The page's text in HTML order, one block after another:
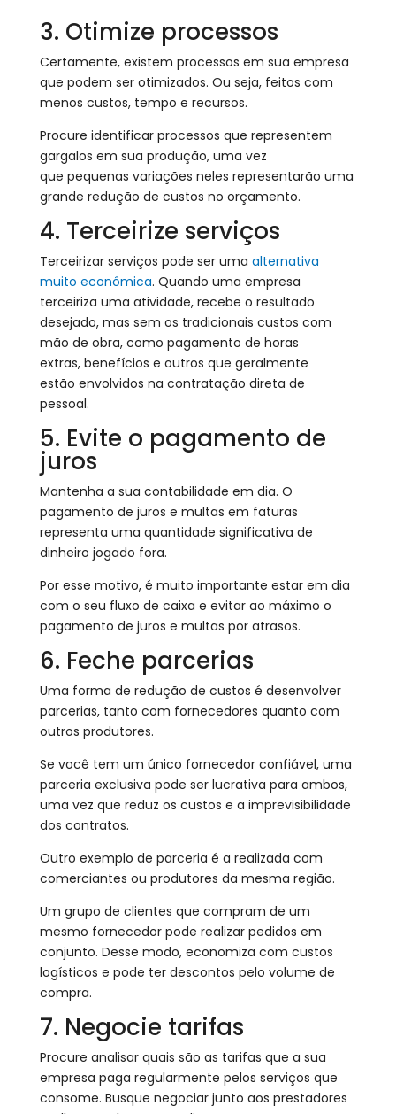
3. Otimize processos
Certamente, existem processos em sua empresa
que podem ser otimizados. Ou seja, feitos com
menos custos, tempo e recursos.
Procure identificar processos que representem
gargalos em sua produção, uma vez
que pequenas variações neles representarão uma
grande redução de custos no orçamento.
4. Terceirize serviços
Terceirizar serviços pode ser uma alternativa
muito econômica. Quando uma empresa
terceiriza uma atividade, recebe o resultado
desejado, mas sem os tradicionais custos com
mão de obra, como pagamento de horas
extras, benefícios e outros que geralmente
estão envolvidos na contratação direta de
pessoal.
5. Evite o pagamento de
juros
Mantenha a sua contabilidade em dia. O
pagamento de juros e multas em faturas
representa uma quantidade significativa de
dinheiro jogado fora.
Por esse motivo, é muito importante estar em dia
com o seu fluxo de caixa e evitar ao máximo o
pagamento de juros e multas por atrasos.
6. Feche parcerias
Uma forma de redução de custos é desenvolver
parcerias, tanto com fornecedores quanto com
outros produtores.
Se você tem um único fornecedor confiável, uma
parceria exclusiva pode ser lucrativa para ambos,
uma vez que reduz os custos e a imprevisibilidade
dos contratos.
Outro exemplo de parceria é a realizada com
comerciantes ou produtores da mesma região.
Um grupo de clientes que compram de um
mesmo fornecedor pode realizar pedidos em
conjunto. Desse modo, economiza com custos
logísticos e pode ter descontos pelo volume de
compra.
7. Negocie tarifas
Procure analisar quais são as tarifas que a sua
empresa paga regularmente pelos serviços que
consome. Busque negociar junto aos prestadores